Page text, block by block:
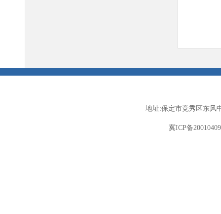
地址:保定市竞秀区东风
冀ICP备